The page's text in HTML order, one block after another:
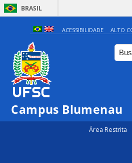
BRASIL
ACESSIBILIDADE ALTO
Campus Blumenau
Área Restrita